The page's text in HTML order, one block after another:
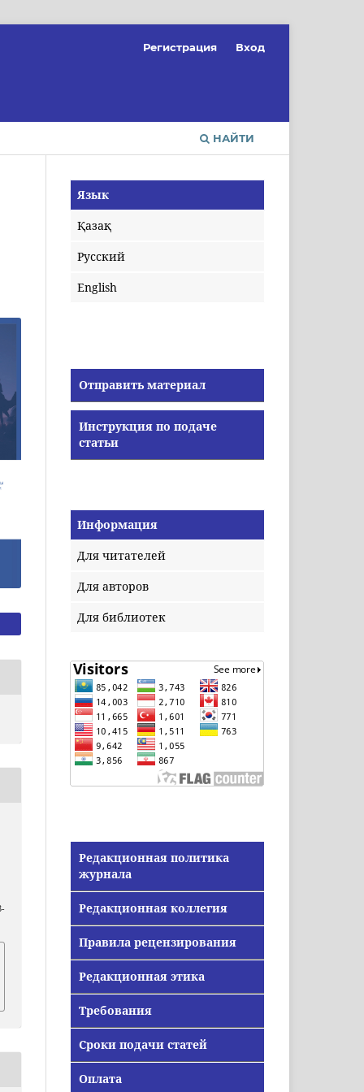
НАЙТИ
Регистрация Вход
Язык
Қазақ
Русский
English
Отправить материал
Инструкция по подаче
статьи
Информация
Для читателей
Для авторов
Для библиотек
Редакционная политика
журнала
Редакционная коллегия
Правила рецензирования
Редакционная этика
Требования
Сроки подачи статей
Оплата